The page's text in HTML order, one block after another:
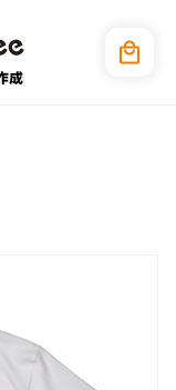
ー